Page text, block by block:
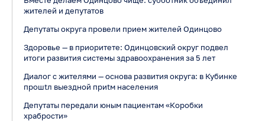
жителей и депутатов
Депутаты округа провели прием жителей Одинцово
Здоровье — в приоритете: Одинцовский округ подвел
итоги развития системы здравоохранения за 5 лет
Диалог с жителями — основа развития округа: в Кубинке
прошtл выездной приtм населения
Депутаты передали юным пациентам «Коробки
храбрости»